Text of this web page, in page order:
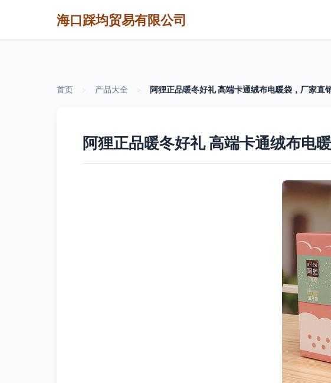
海口踩均贸易有限公司
首页 产品大全 阿狸正品暖冬好礼 高端卡通绒布电暖袋，厂家直
阿狸正品暖冬好礼 高端卡通绒布电